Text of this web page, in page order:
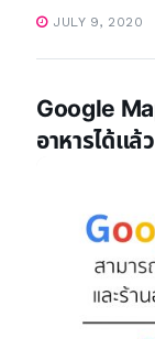
JULY 9, 2020
Google
อาหารได้แล้ว